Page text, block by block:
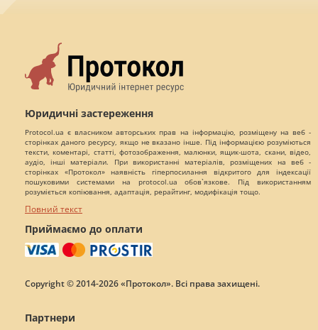
Юридичні застереження
Protocol.ua є власником авторських прав на інформацію, розміщену на веб -
сторінках даного ресурсу, якщо не вказано інше. Під інформацією розуміються
тексти, коментарі, статті, фотозображення, малюнки, ящик-шота, скани, відео,
аудіо, інші матеріали. При використанні матеріалів, розміщених на веб -
сторінках «Протокол» наявність гіперпосилання відкритого для індексації
пошуковими системами на protocol.ua обов`язкове. Під використанням
розуміється копіювання, адаптація, рерайтинг, модифікація тощо.
Повний текст
Приймаємо до оплати
Copyright © 2014-2026 «Протокол». Всі права захищені.
Партнери